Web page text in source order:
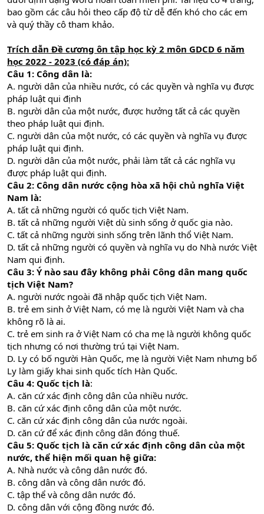
bao gồm các câu hỏi theo cấp độ từ dễ đến khó cho các em
và quý thầy cô tham khảo.
Trích dẫn Đề cương ôn tập học kỳ 2 môn GDCD 6 năm
học 2022 - 2023 (có đáp án):
Câu 1: Công dân là:
A. người dân của nhiều nước, có các quyền và nghĩa vụ được
pháp luật qui định
B. người dân của một nước, được hưởng tất cả các quyền
theo pháp luật qui định.
C. người dân của một nước, có các quyền và nghĩa vụ được
pháp luật qui định.
D. người dân của một nước, phải làm tất cả các nghĩa vụ
được pháp luật qui định.
Câu 2: Công dân nước cộng hòa xã hội chủ nghĩa Việt
Nam là:
A. tất cả những người có quốc tịch Việt Nam.
B. tất cả những người Việt dù sinh sống ở quốc gia nào.
C. tất cả những người sinh sống trên lãnh thổ Việt Nam.
D. tất cả những người có quyền và nghĩa vụ do Nhà nước Việt
Nam qui định.
Câu 3: Ý nào sau đây không phải Công dân mang quốc
tịch Việt Nam?
A. người nước ngoài đã nhập quốc tịch Việt Nam.
B. trẻ em sinh ở Việt Nam, có mẹ là người Việt Nam và cha
không rõ là ai.
C. trẻ em sinh ra ở Việt Nam có cha mẹ là người không quốc
tịch nhưng có nơi thường trú tại Việt Nam.
D. Ly có bố người Hàn Quốc, mẹ là người Việt Nam nhưng bố
Ly làm giấy khai sinh quốc tích Hàn Quốc.
Câu 4: Quốc tịch là:
A. căn cứ xác định công dân của nhiều nước.
B. căn cứ xác định công dân của một nước.
C. căn cứ xác định công dân của nước ngoài.
D. căn cứ để xác định công dân đóng thuế.
Câu 5: Quốc tịch là căn cứ xác định công dân của một
nước, thể hiện mối quan hệ giữa:
A. Nhà nước và công dân nước đó.
B. công dân và công dân nước đó.
C. tập thể và công dân nước đó.
D. công dân với cộng đồng nước đó.